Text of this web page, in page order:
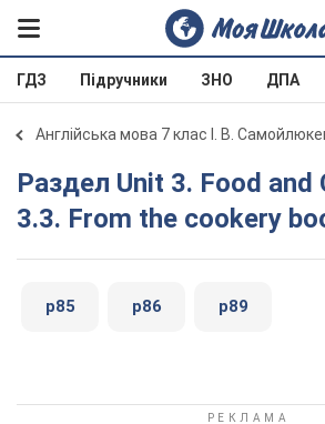
ГДЗ Підручники ЗНО ДПА
Англійська мова 7 клас І. В.
Раздел Unit 3. Food and Cooking.
3.3. From the cookery
p85 p86 p89